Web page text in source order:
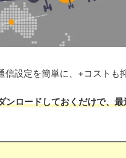
設定を簡単に、+コストも
ンロードしておくだけで、